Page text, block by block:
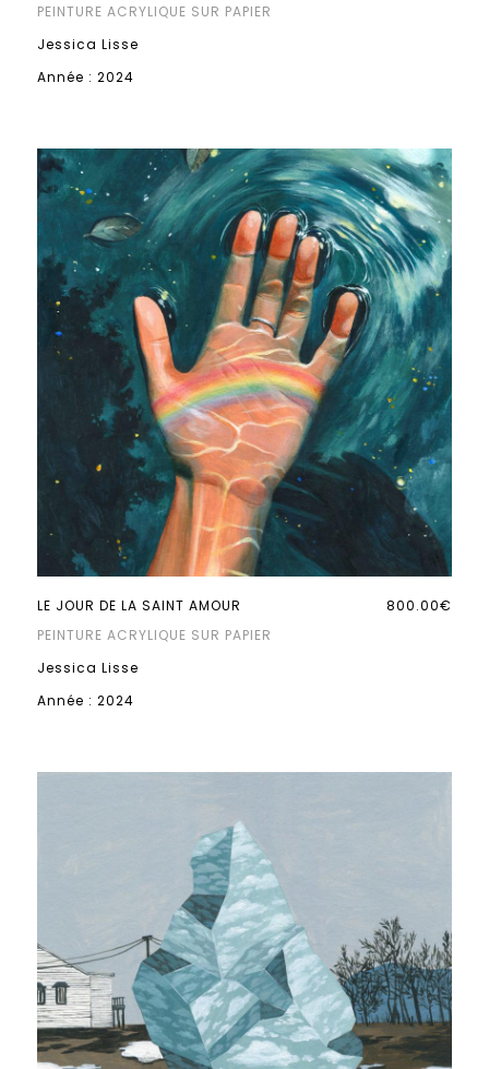
PEINTURE ACRYLIQUE SUR PAPIER
Jessica Lisse
Année : 2024
LE JOUR DE LA SAINT AMOUR
PEINTURE ACRYLIQUE SUR PAPIER
Jessica Lisse
Année : 2024
800.00€